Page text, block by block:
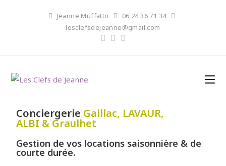
Jeanne Muffatto
06 24 36 71 34
lesclefsdejeanne@gmail.com
Conciergerie Gaillac, LAVAUR,
ALBI & Graulhet
Gestion de vos locations saisonnière & de
courte durée.